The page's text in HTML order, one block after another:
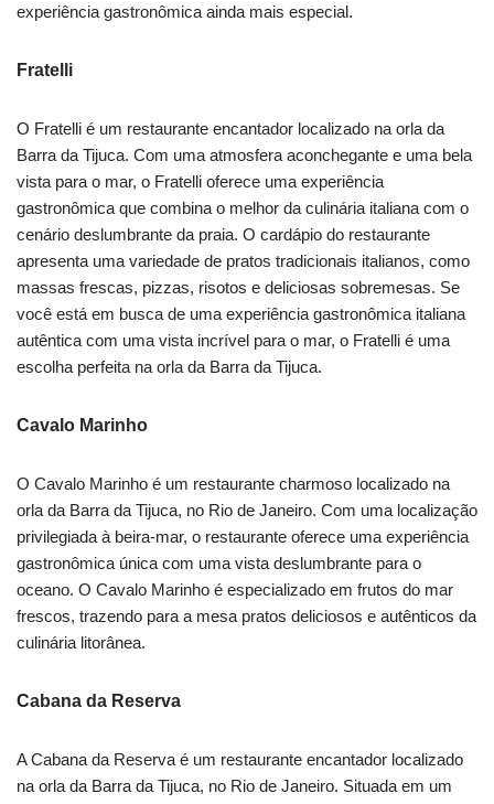
experiência gastronômica ainda mais especial.
Fratelli
O Fratelli é um restaurante encantador localizado na orla da
Barra da Tijuca. Com uma atmosfera aconchegante e uma bela
vista para o mar, o Fratelli oferece uma experiência
gastronômica que combina o melhor da culinária italiana com o
cenário deslumbrante da praia. O cardápio do restaurante
apresenta uma variedade de pratos tradicionais italianos, como
massas frescas, pizzas, risotos e deliciosas sobremesas. Se
você está em busca de uma experiência gastronômica italiana
autêntica com uma vista incrível para o mar, o Fratelli é uma
escolha perfeita na orla da Barra da Tijuca.
Cavalo Marinho
O Cavalo Marinho é um restaurante charmoso localizado na
orla da Barra da Tijuca, no Rio de Janeiro. Com uma localização
privilegiada à beira-mar, o restaurante oferece uma experiência
gastronômica única com uma vista deslumbrante para o
oceano. O Cavalo Marinho é especializado em frutos do mar
frescos, trazendo para a mesa pratos deliciosos e autênticos da
culinária litorânea.
Cabana da Reserva
A Cabana da Reserva é um restaurante encantador localizado
na orla da Barra da Tijuca, no Rio de Janeiro. Situada em um